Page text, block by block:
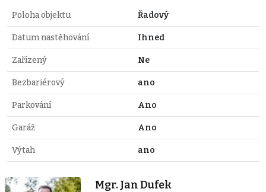
Poloha objektu Řadový
Datum nastěhování Ihned
Zařízený Ne
Bezbariérový ano
Parkování Ano
Garáž Ano
Výtah ano
Mgr. Jan Dufek